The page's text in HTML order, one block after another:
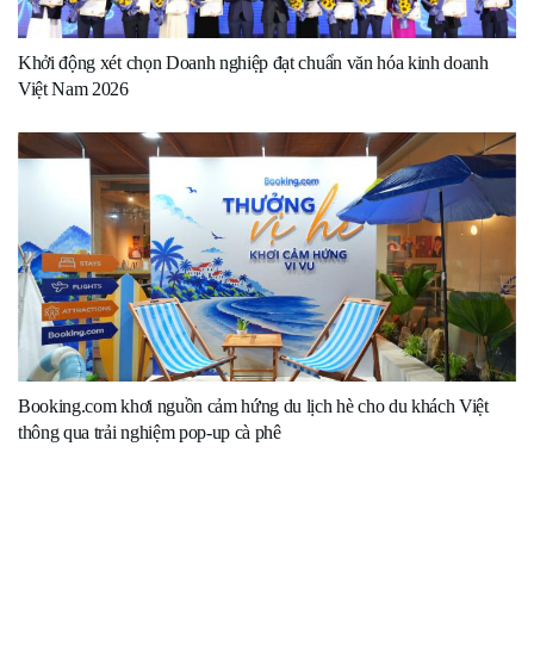
Khởi động xét chọn Doanh nghiệp đạt chuẩn văn hóa kinh doanh
Việt Nam 2026
Booking.com khơi nguồn cảm hứng du lịch hè cho du khách Việt
thông qua trải nghiệm pop-up cà phê